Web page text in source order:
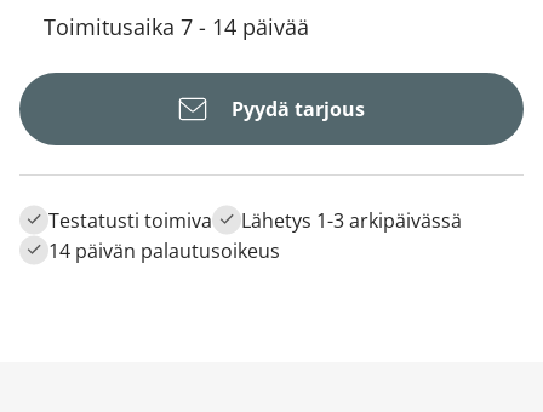
Toimitusaika 7 - 14 päivää
Pyydä tarjous
Testatusti toimiva
Lähetys 1-3 arkipäivässä
14 päivän palautusoikeus